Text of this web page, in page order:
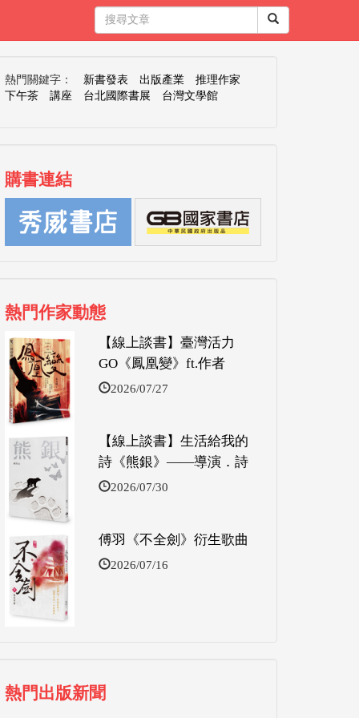
熱門關鍵字： 新書發表 出版產業
推理作家
下午茶
講座 台北國際書展 台灣文學館
購書連結
熱門作家動態
【線上談書】臺灣活力
GO《鳳凰變》ft.作者
2026/07/27
【線上談書】生活給我的
詩《熊銀》——導演．詩
2026/07/30
傅羽《不全劍》衍生歌曲
2026/07/16
熱門出版新聞